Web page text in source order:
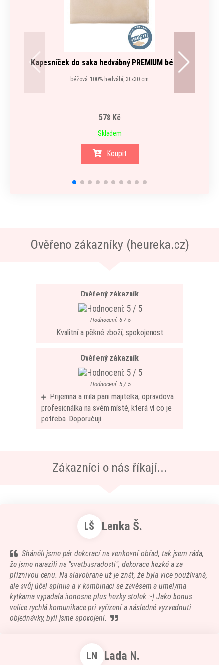
Kapesníček do saka hedvábný PREMIUM béžová
béžová, 100% hedvábí, 30x30 cm
578 Kč
Skladem
Koupit
Ověřeno zákazníky (heureka.cz)
Ověřený zákazník
Hodnocení: 5 / 5
Kvalitní a pěkné zboží, spokojenost
Ověřený zákazník
Hodnocení: 5 / 5
Příjemná a milá paní majitelka, opravdová
profesionálka na svém místě, která ví co je
potřeba. Doporučuji
Zákazníci o nás říkají...
LŠ Lenka Š.
Sháněli jsme pár dekorací na venkovní obřad, tak jsem ráda,
že jsme narazili na "svatbusradosti", dekorace hezké a za
příznivou cenu. Na slavobrane už je znát, že byla vice používaná,
ale svůj účel splnila a v kombinaci se závěsem a umelyma
kytkama vypadala honosne plus hezky stolek :-) Jako bonus
velice rychlá komunikace pri vyřízení a následné vyzvednuti
objednávky, byli jsme spokojeni.
LN Lada N.